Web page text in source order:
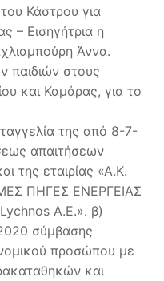
Κάστρου για
– Εισηγήτρια η
Άννα.
παιδιών στους
και Καμάρας, για το
της από 8-7-
απαιτήσεων
της εταιρίας «Α.Κ.
ΠΗΓΕΣ ΕΝΕΡΓΕΙΑΣ
Α.Ε.». β)
σύμβασης
προσώπου με
και